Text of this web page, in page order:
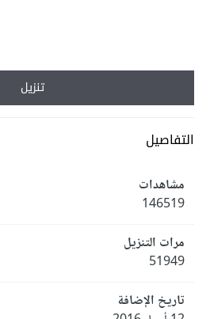
تنزيل
التفاصيل
مشاهدات
146519
مرات التنزيل
51949
تاريخ الإضافة